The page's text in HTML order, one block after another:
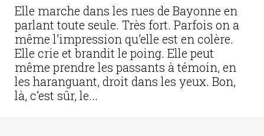
Elle marche dans les rues de Bayonne en
parlant toute seule. Très fort. Parfois on a
même l’impression qu’elle est en colère.
Elle crie et brandit le poing. Elle peut
même prendre les passants à témoin, en
les haranguant, droit dans les yeux. Bon,
là, c’est sûr, le...